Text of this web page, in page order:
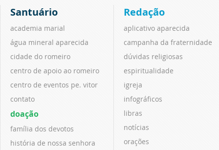
Santuário
academia marial
água mineral aparecida
cidade do romeiro
centro de apoio ao romeiro
centro de eventos pe. vitor
contato
doação
família dos devotos
história de nossa senhora
Redação
aplicativo aparecida
campanha da fraternidade
dúvidas religiosas
espiritualidade
igreja
infográficos
libras
notícias
orações